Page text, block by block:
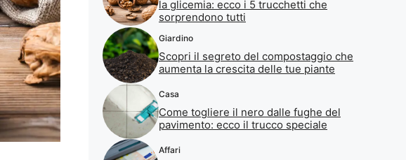
la glicemia: ecco i 5 trucchetti che
sorprendono tutti
Giardino
Scopri il segreto del compostaggio che
aumenta la crescita delle tue piante
Casa
Come togliere il nero dalle fughe del
pavimento: ecco il trucco speciale
Affari